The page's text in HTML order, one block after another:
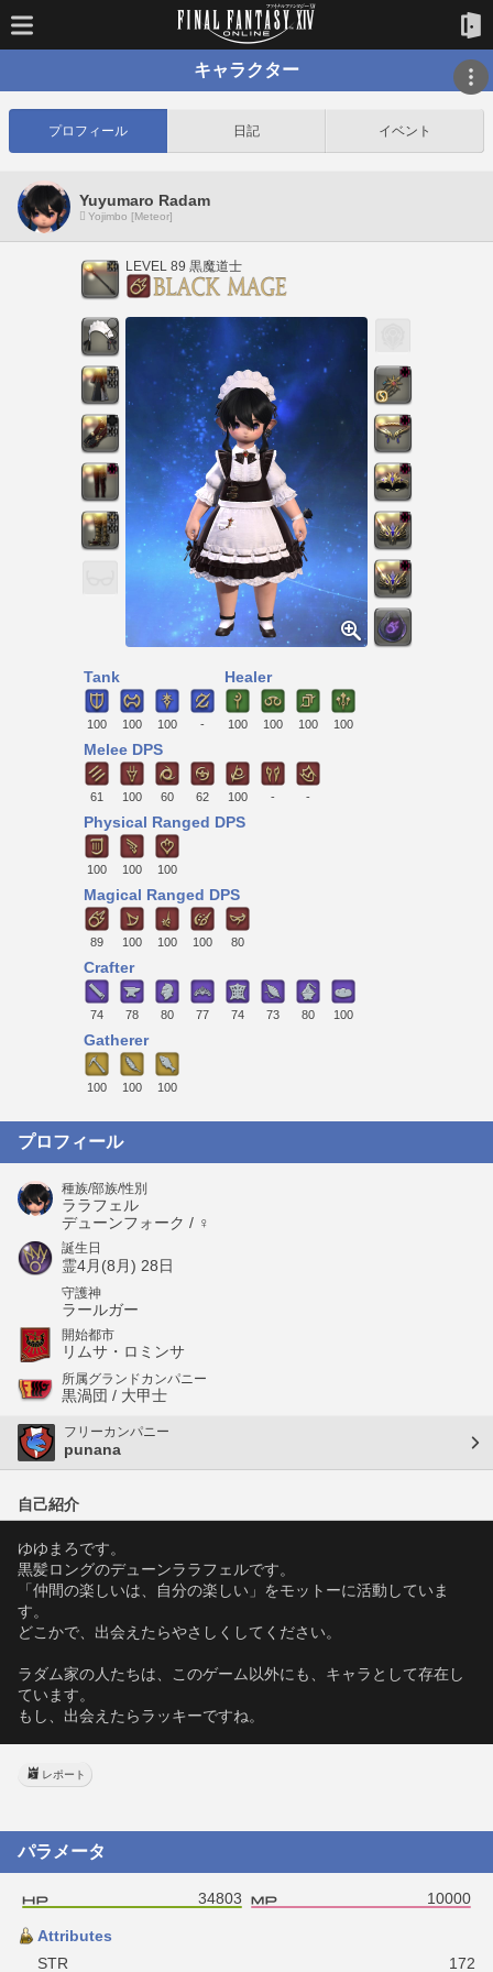
キャラクター
プロフィール 日記 イベント
Yuyumaro Radam
Yojimbo [Meteor]
LEVEL 89 黒魔道士
Tank
100 100 100 -
Healer
100 100 100 100
Melee DPS
61 100 60 62 100 - -
Physical Ranged DPS
100 100 100
Magical Ranged DPS
89 100 100 100 80
Crafter
74 78 80 77 74 73 80 100
Gatherer
100 100 100
プロフィール
種族/部族/性別
ララフェル
デューンフォーク / ♀
誕生日
霊4月(8月) 28日
守護神
ラールガー
開始都市
リムサ・ロミンサ
所属グランドカンパニー
黒渦団 / 大甲士
フリーカンパニー
punana
自己紹介
ゆゆまろです。
黒髪ロングのデューンララフェルです。
「仲間の楽しいは、自分の楽しい」をモットーに活動していま
す。
どこかで、出会えたらやさしくしてください。
ラダム家の人たちは、このゲーム以外にも、キャラとして存在し
ています。
もし、出会えたらラッキーですね。
レポート
パラメータ
34803 10000
Attributes
STR
172